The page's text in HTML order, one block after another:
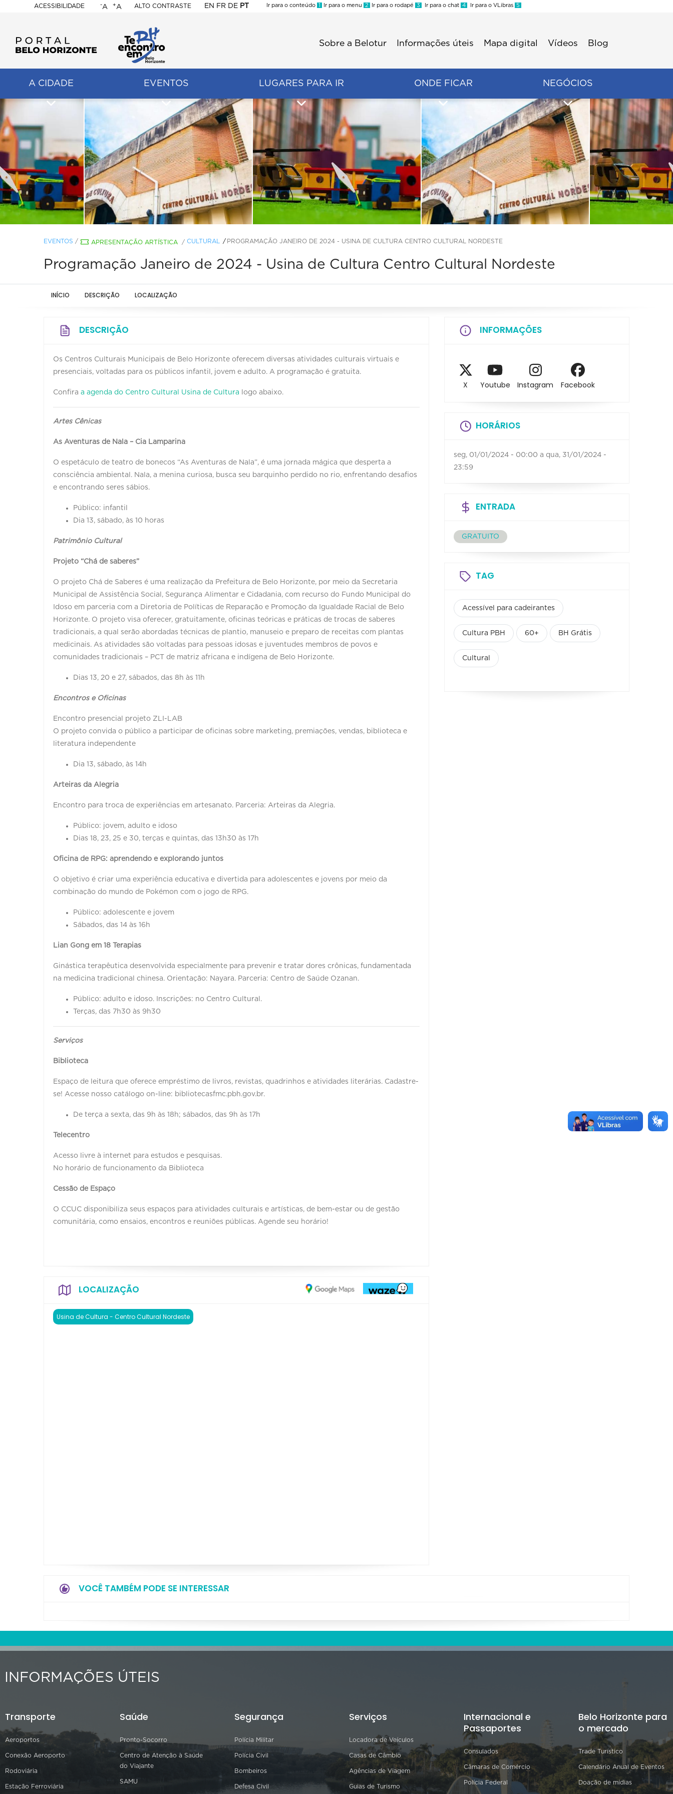
ACESSIBILIDADE
BELO
HORIZONTE
-A +A ALTO CONTRASTE EN FR DE PT
Ir para o conteúdo 1 Ir para o menu 2 Ir para o rodapé 3 Ir para o chat 4 Ir para o VLibras 5
Sobre a Belotur Informações úteis Mapa digital Vídeos Blog
A CIDADE EVENTOS LUGARES PARA IR ONDE FICAR NEGÓCIOS
EVENTOS / APRESENTAÇÃO ARTÍSTICA / CULTURAL PROGRAMAÇÃO JANEIRO DE 2024 - USINA DE CULTURA CENTRO CULTURAL NORDESTE
Programação Janeiro de 2024 - Usina de Cultura Centro Cultural Nordeste
INÍCIO DESCRIÇÃO LOCALIZAÇÃO
DESCRIÇÃO
Os Centros Culturais Municipais de Belo Horizonte oferecem diversas atividades culturais virtuais e
presenciais, voltadas para os públicos infantil, jovem e adulto. A programação é gratuita.
Confira a agenda do Centro Cultural Usina de Cultura logo abaixo.
Artes Cênicas
As Aventuras de Nala – Cia Lamparina
O espetáculo de teatro de bonecos “As Aventuras de Nala”, é uma jornada mágica que desperta a
consciência ambiental. Nala, a menina curiosa, busca seu barquinho perdido no rio, enfrentando desafios
e encontrando seres sábios.
Público: infantil
Dia 13, sábado, às 10 horas
Patrimônio Cultural
Projeto “Chá de saberes”
O projeto Chá de Saberes é uma realização da Prefeitura de Belo Horizonte, por meio da Secretaria
Municipal de Assistência Social, Segurança Alimentar e Cidadania, com recurso do Fundo Municipal do
Idoso em parceria com a Diretoria de Políticas de Reparação e Promoção da Igualdade Racial de Belo
Horizonte. O projeto visa oferecer, gratuitamente, oficinas teóricas e práticas de trocas de saberes
tradicionais, a qual serão abordadas técnicas de plantio, manuseio e preparo de receitas com plantas
medicinais. As atividades são voltadas para pessoas idosas e juventudes membros de povos e
comunidades tradicionais – PCT de matriz africana e indígena de Belo Horizonte.
Dias 13, 20 e 27, sábados, das 8h às 11h
Encontros e Oficinas
Encontro presencial projeto ZLI-LAB
O projeto convida o público a participar de oficinas sobre marketing, premiações, vendas, biblioteca e
literatura independente
Dia 13, sábado, às 14h
Arteiras da Alegria
Encontro para troca de experiências em artesanato. Parceria: Arteiras da Alegria.
Público: jovem, adulto e idoso
Dias 18, 23, 25 e 30, terças e quintas, das 13h30 às 17h
Oficina de RPG: aprendendo e explorando juntos
O objetivo é criar uma experiência educativa e divertida para adolescentes e jovens por meio da
combinação do mundo de Pokémon com o jogo de RPG.
Público: adolescente e jovem
Sábados, das 14 às 16h
Lian Gong em 18 Terapias
Ginástica terapêutica desenvolvida especialmente para prevenir e tratar dores crônicas, fundamentada
na medicina tradicional chinesa. Orientação: Nayara. Parceria: Centro de Saúde Ozanan.
Público: adulto e idoso. Inscrições: no Centro Cultural.
Terças, das 7h30 às 9h30
Serviços
Biblioteca
Espaço de leitura que oferece empréstimo de livros, revistas, quadrinhos e atividades literárias. Cadastre-
se! Acesse nosso catálogo on-line: bibliotecasfmc.pbh.gov.br.
De terça a sexta, das 9h às 18h; sábados, das 9h às 17h
Telecentro
Acesso livre à internet para estudos e pesquisas.
No horário de funcionamento da Biblioteca
Cessão de Espaço
O CCUC disponibiliza seus espaços para atividades culturais e artísticas, de bem-estar ou de gestão
comunitária, como ensaios, encontros e reuniões públicas. Agende seu horário!
LOCALIZAÇÃO
Usina de Cultura - Centro Cultural Nordeste
INFORMAÇÕES
X Youtube Instagram Facebook
HORÁRIOS
seg, 01/01/2024 - 00:00 a qua, 31/01/2024 -
23:59
ENTRADA
GRATUITO
TAG
Acessível para cadeirantes
Cultura PBH 60+ BH Grátis
Cultural
VOCÊ TAMBÉM PODE SE INTERESSAR
INFORMAÇÕES ÚTEIS
Transporte
Aeroportos
Conexão Aeroporto
Rodoviária
Estação Ferroviária
Saúde
Pronto-Socorro
Centro de Atenção à Saúde
do Viajante
SAMU
Segurança
Polícia Militar
Polícia Civil
Bombeiros
Defesa Civil
Serviços
Locadora de Veículos
Casas de Câmbio
Agências de Viagem
Guias de Turismo
Internacional e
Passaportes
Consulados
Câmaras de Comércio
Polícia Federal
Belo Horizonte para
o mercado
Trade Turístico
Calendário Anual de Eventos
Doação de mídias